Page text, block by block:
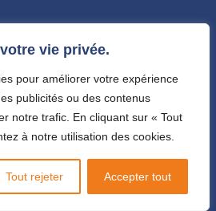
vie privée.
pour améliorer votre expérience
publicités ou des contenus
notre trafic. En cliquant sur « Tout
à notre utilisation des cookies.
Tout rejeter Accepter tout